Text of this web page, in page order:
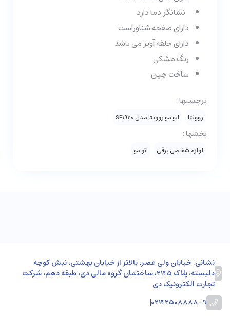
نشانگر دما دارد
دارای صفحه شناوراست
دارای حلقه آویز می باشد
رنگ مشکی
ساخت چین
برچسبها :
روونتا اتو مو روونتا مدل SF1920
بخشها :
لوازم شخصی برقی اتو مو
نشانی: خیابان ولی عصر، بالاتر از خیابان بهشتی، نبش کوچه
دلبسته، پلاک 2145، ساختمان گروه مالی دی، طبقه دهم، شرکت
تجارت الکترونیک دی
02142508888-9
|